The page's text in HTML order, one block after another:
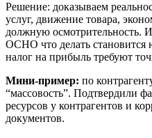
Решение: доказываем
услуг, движение товара,
должную осмотрительность.
ОСНО что делать
налог на прибыль требуют
Мини-пример: по
“массовость”. Подтвердили
ресурсов у контрагентов и
документов.